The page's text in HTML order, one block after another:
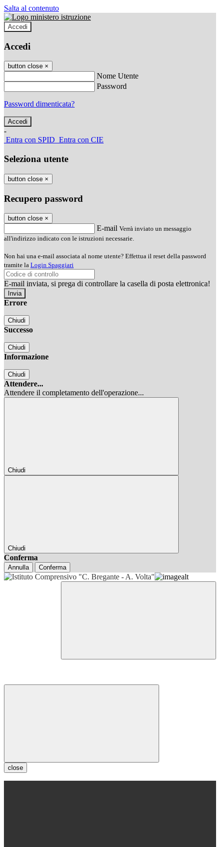
Salta al contenuto
Accedi
Accedi
button close ×
Nome Utente
Password
Password dimenticata?
-
Entra con SPID Entra con CIE
Seleziona utente
button close ×
Recupero password
button close ×
E-mail Verrà inviato un messaggio
all'indirizzo indicato con le istruzioni necessarie.
Non hai una e-mail associata al nome utente? Effettua il reset della password
tramite la Login Spaggiari
E-mail inviata, si prega di controllare la casella di posta elettronica!
Errore
Chiudi
Successo
Chiudi
Informazione
Chiudi
Attendere...
Attendere il completamento dell'operazione...
Chiudi
Chiudi
Conferma
Annulla Conferma
close